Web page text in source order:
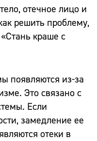
отечное лицо и
решить проблему,
краше с
появляются из-за
Это связано с
Если
замедление ее
отеки в